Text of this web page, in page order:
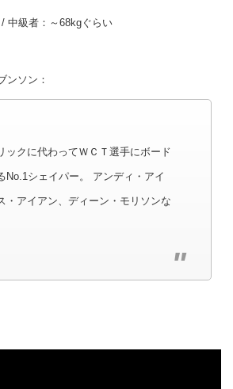
中級者：～68kgぐらい
ンソン：
ックに代わってＷＣＴ選手にボード
No.1シェイパー。 アンディ・アイ
・アイアン、ディーン・モリソンな